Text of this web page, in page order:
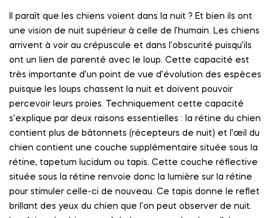
Il paraît que les chiens voient dans la nuit ? Et bien ils ont
une vision de nuit supérieur à celle de l’humain. Les chiens
arrivent à voir au crépuscule et dans l’obscurité puisqu’ils
ont un lien de parenté avec le loup. Cette capacité est
très importante d’un point de vue d’évolution des espèces
puisque les loups chassent la nuit et doivent pouvoir
percevoir leurs proies. Techniquement cette capacité
s’explique par deux raisons essentielles : la rétine du chien
contient plus de bâtonnets (récepteurs de nuit) et l’œil du
chien contient une couche supplémentaire située sous la
rétine, tapetum lucidum ou tapis. Cette couche réflective
située sous la rétine renvoie donc la lumière sur la rétine
pour stimuler celle-ci de nouveau. Ce tapis donne le reflet
brillant des yeux du chien que l’on peut observer de nuit.